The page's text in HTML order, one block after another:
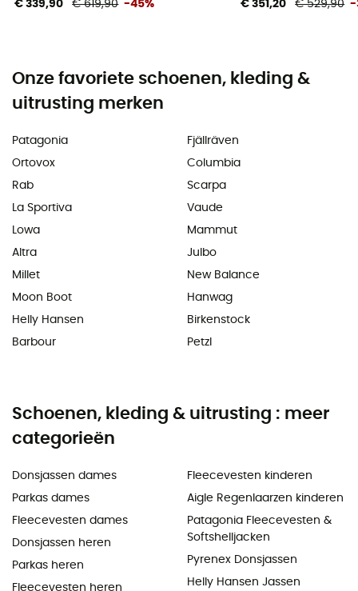
€ 339,90 € 619,90 -45% € 351,20 € 529,90 -
Onze favoriete schoenen, kleding &
uitrusting merken
Patagonia
Ortovox
Rab
La Sportiva
Lowa
Altra
Millet
Moon Boot
Helly Hansen
Barbour
Fjällräven
Columbia
Scarpa
Vaude
Mammut
Julbo
New Balance
Hanwag
Birkenstock
Petzl
Schoenen, kleding & uitrusting : meer
categorieën
Donsjassen dames
Parkas dames
Fleecevesten dames
Donsjassen heren
Parkas heren
Fleecevesten heren
Fleecevesten kinderen
Aigle Regenlaarzen kinderen
Patagonia Fleecevesten &
Softshelljacken
Pyrenex Donsjassen
Helly Hansen Jassen